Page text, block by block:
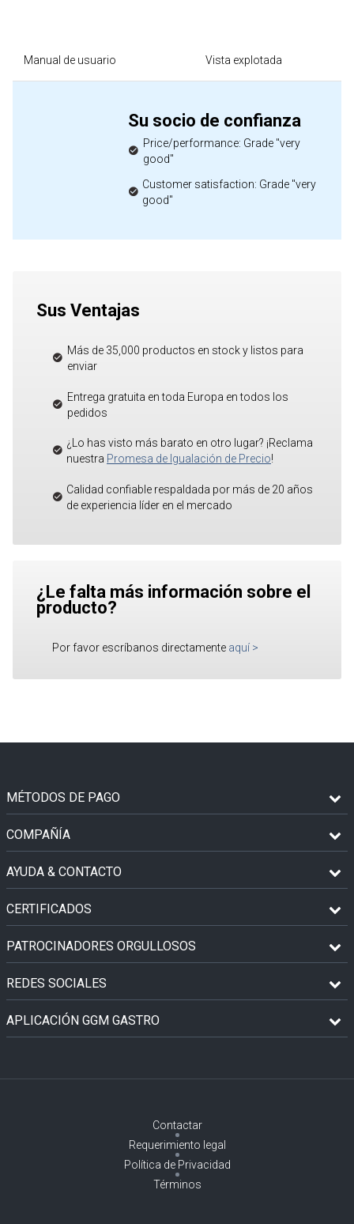
Manual de usuario Vista explotada
Su socio de confianza
Price/performance: Grade "very
good"
Customer satisfaction: Grade "very
good"
Sus Ventajas
Más de 35,000 productos en stock y listos para
enviar
Entrega gratuita en toda Europa en todos los
pedidos
¿Lo has visto más barato en otro lugar? ¡Reclama
nuestra Promesa de Igualación de Precio!
Calidad confiable respaldada por más de 20 años
de experiencia líder en el mercado
¿Le falta más información sobre el
producto?
Por favor escríbanos directamente aquí >
MÉTODOS DE PAGO
COMPAÑÍA
AYUDA & CONTACTO
CERTIFICADOS
PATROCINADORES ORGULLOSOS
REDES SOCIALES
APLICACIÓN GGM GASTRO
Contactar
Requerimiento legal
Política de Privacidad
Términos